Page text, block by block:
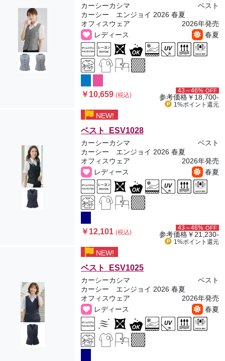
カーシーカシマ
ベスト
カーシー エンジョイ 2026 春夏
オフィスウェア
2026年発売
レディース
春夏
￥10,659(税込)
43～46% OFF
参考価格￥18,700-
1%ポイント 還元
NEW!
ベスト ESV1028
カーシーカシマ
ベスト
カーシー エンジョイ 2026 春夏
オフィスウェア
2026年発売
レディース
春夏
￥12,101(税込)
43～46% OFF
参考価格￥21,230-
1%ポイント 還元
NEW!
ベスト ESV1025
カーシーカシマ
ベスト
カーシー エンジョイ 2026 春夏
オフィスウェア
2026年発売
レディース
春夏